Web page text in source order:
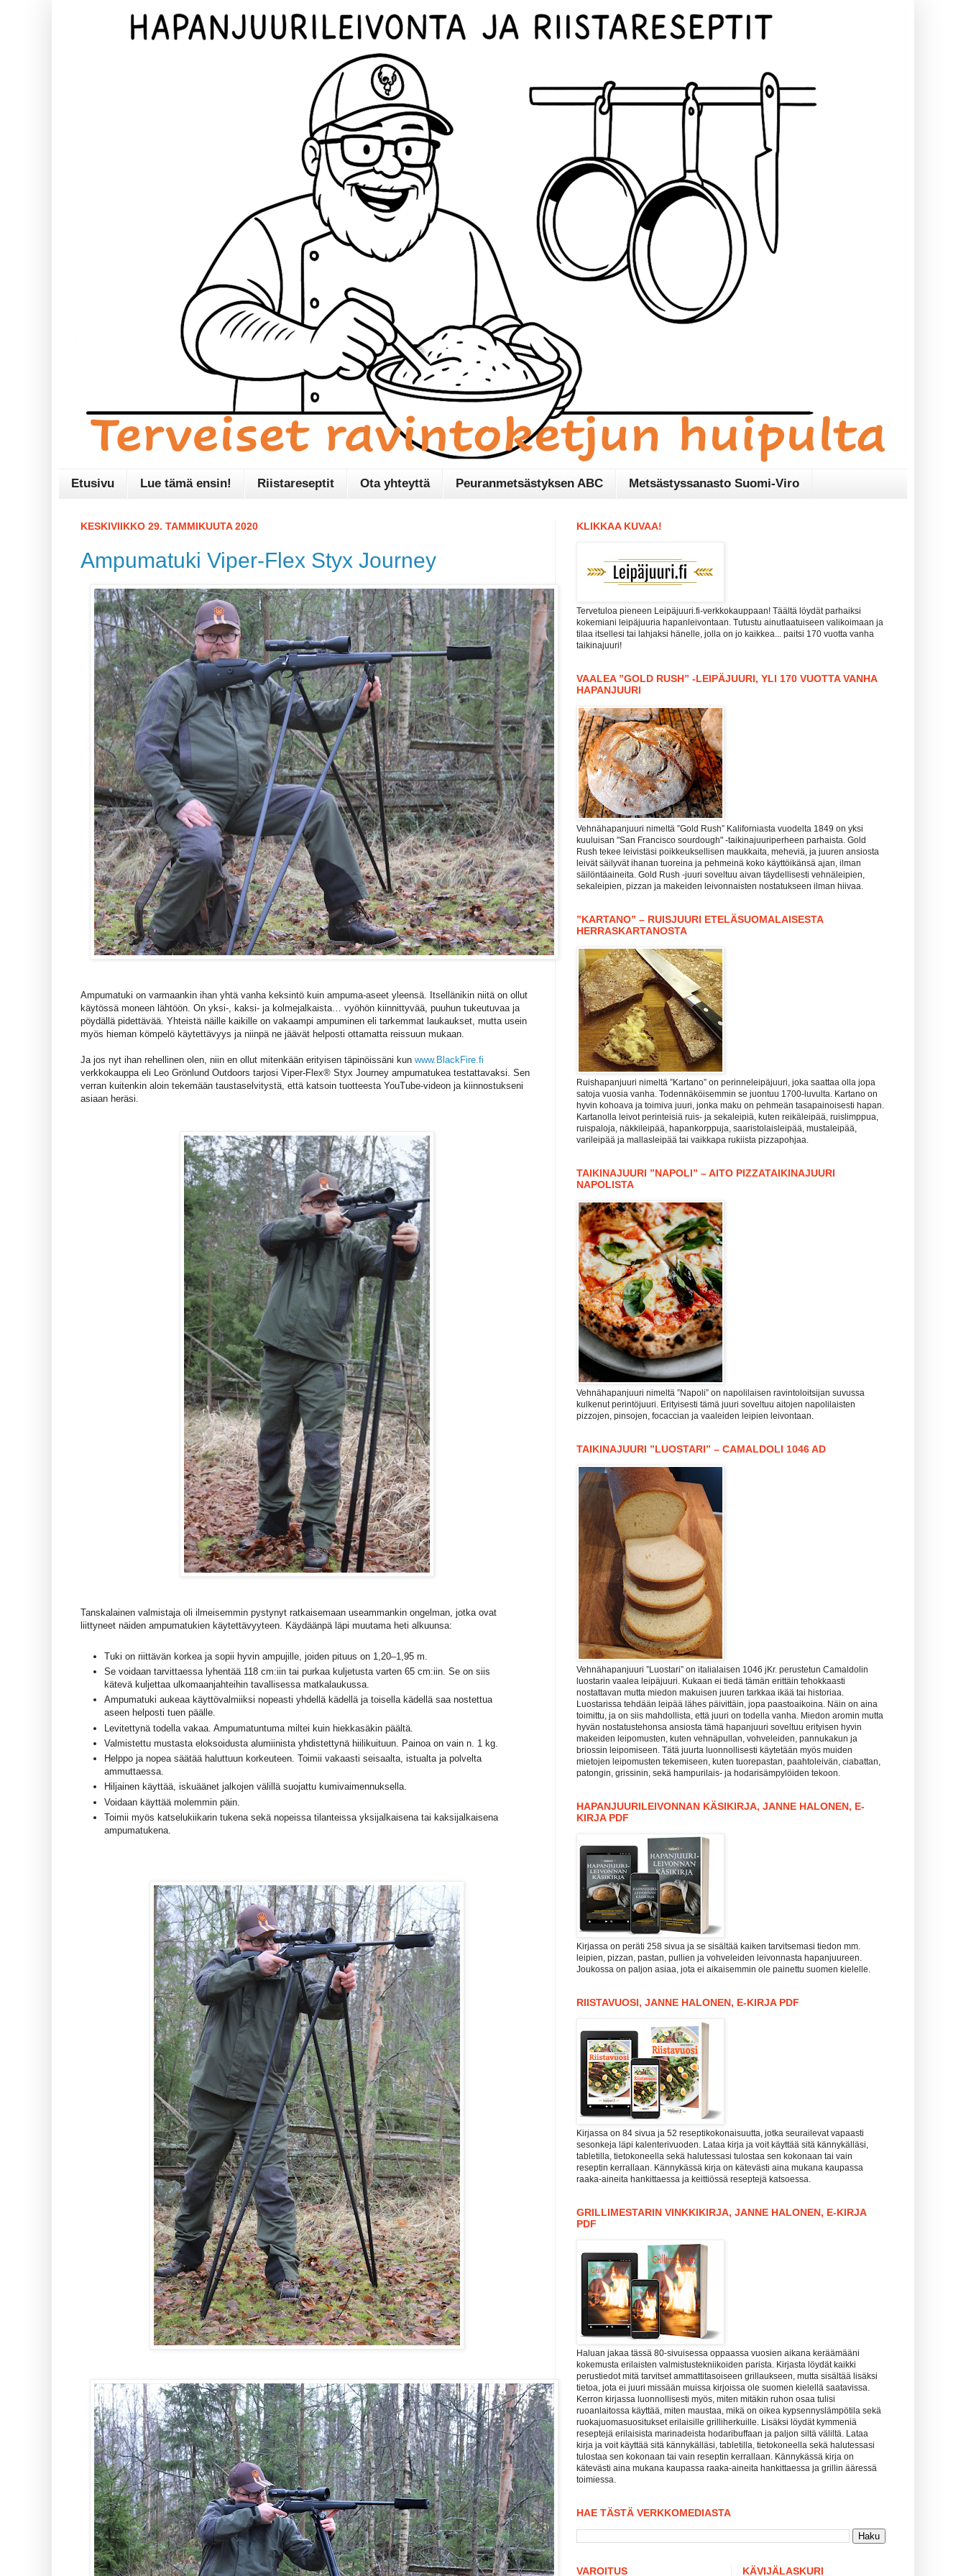
Etusivu Lue tämä ensin! Riistareseptit Ota yhteyttä Peuranmetsästyksen ABC Metsästyssanasto Suomi-Viro
KESKIVIIKKO 29. TAMMIKUUTA 2020
Ampumatuki Viper-Flex Styx Journey
Ampumatuki on varmaankin ihan yhtä vanha keksintö kuin ampuma-aseet yleensä. Itsellänikin niitä on ollut
käytössä moneen lähtöön. On yksi-, kaksi- ja kolmejalkaista… vyöhön kiinnittyvää, puuhun tukeutuvaa ja
pöydällä pidettävää. Yhteistä näille kaikille on vakaampi ampuminen eli tarkemmat laukaukset, mutta usein
myös hieman kömpelö käytettävyys ja niinpä ne jäävät helposti ottamatta reissuun mukaan.
Ja jos nyt ihan rehellinen olen, niin en ollut mitenkään erityisen täpinöissäni kun www.BlackFire.fi
verkkokauppa eli Leo Grönlund Outdoors tarjosi Viper-Flex® Styx Journey ampumatukea testattavaksi. Sen
verran kuitenkin aloin tekemään taustaselvitystä, että katsoin tuotteesta YouTube-videon ja kiinnostukseni
asiaan heräsi.
Tanskalainen valmistaja oli ilmeisemmin pystynyt ratkaisemaan useammankin ongelman, jotka ovat
liittyneet näiden ampumatukien käytettävyyteen. Käydäänpä läpi muutama heti alkuunsa:
Tuki on riittävän korkea ja sopii hyvin ampujille, joiden pituus on 1,20–1,95 m.
Se voidaan tarvittaessa lyhentää 118 cm:iin tai purkaa kuljetusta varten 65 cm:iin. Se on siis
kätevä kuljettaa ulkomaanjahteihin tavallisessa matkalaukussa.
Ampumatuki aukeaa käyttövalmiiksi nopeasti yhdellä kädellä ja toisella kädellä saa nostettua
aseen helposti tuen päälle.
Levitettynä todella vakaa. Ampumatuntuma miltei kuin hiekkasäkin päältä.
Valmistettu mustasta eloksoidusta alumiinista yhdistettynä hiilikuituun. Painoa on vain n. 1 kg.
Helppo ja nopea säätää haluttuun korkeuteen. Toimii vakaasti seisaalta, istualta ja polvelta
ammuttaessa.
Hiljainen käyttää, iskuäänet jalkojen välillä suojattu kumivaimennuksella.
Voidaan käyttää molemmin päin.
Toimii myös katselukiikarin tukena sekä nopeissa tilanteissa yksijalkaisena tai kaksijalkaisena
ampumatukena.
KLIKKAA KUVAA!
Tervetuloa pieneen Leipäjuuri.fi-verkkokauppaan! Täältä löydät parhaiksi
kokemiani leipäjuuria hapanleivontaan. Tutustu ainutlaatuiseen valikoimaan ja
tilaa itsellesi tai lahjaksi hänelle, jolla on jo kaikkea... paitsi 170 vuotta vanha
taikinajuuri!
VAALEA ”GOLD RUSH” -LEIPÄJUURI, YLI 170 VUOTTA VANHA
HAPANJUURI
Vehnähapanjuuri nimeltä ”Gold Rush” Kaliforniasta vuodelta 1849 on yksi
kuuluisan "San Francisco sourdough" -taikinajuuriperheen parhaista. Gold
Rush tekee leivistäsi poikkeuksellisen maukkaita, meheviä, ja juuren ansiosta
leivät säilyvät ihanan tuoreina ja pehmeinä koko käyttöikänsä ajan, ilman
säilöntäaineita. Gold Rush -juuri soveltuu aivan täydellisesti vehnäleipien,
sekaleipien, pizzan ja makeiden leivonnaisten nostatukseen ilman hiivaa.
”KARTANO” – RUISJUURI ETELÄSUOMALAISESTA
HERRASKARTANOSTA
Ruishapanjuuri nimeltä ”Kartano” on perinneleipäjuuri, joka saattaa olla jopa
satoja vuosia vanha. Todennäköisemmin se juontuu 1700-luvulta. Kartano on
hyvin kohoava ja toimiva juuri, jonka maku on pehmeän tasapainoisesti hapan.
Kartanolla leivot perinteisiä ruis- ja sekaleipiä, kuten reikäleipää, ruislimppua,
ruispaloja, näkkileipää, hapankorppuja, saaristolaisleipää, mustaleipää,
varileipää ja mallasleipää tai vaikkapa rukiista pizzapohjaa.
TAIKINAJUURI ”NAPOLI” – AITO PIZZATAIKINAJUURI
NAPOLISTA
Vehnähapanjuuri nimeltä ”Napoli” on napolilaisen ravintoloitsijan suvussa
kulkenut perintöjuuri. Erityisesti tämä juuri soveltuu aitojen napolilaisten
pizzojen, pinsojen, focaccian ja vaaleiden leipien leivontaan.
TAIKINAJUURI ”LUOSTARI” – CAMALDOLI 1046 AD
Vehnähapanjuuri ”Luostari” on italialaisen 1046 jKr. perustetun Camaldolin
luostarin vaalea leipäjuuri. Kukaan ei tiedä tämän erittäin tehokkaasti
nostattavan mutta miedon makuisen juuren tarkkaa ikää tai historiaa.
Luostarissa tehdään leipää lähes päivittäin, jopa paastoaikoina. Näin on aina
toimittu, ja on siis mahdollista, että juuri on todella vanha. Miedon aromin mutta
hyvän nostatustehonsa ansiosta tämä hapanjuuri soveltuu erityisen hyvin
makeiden leipomusten, kuten vehnäpullan, vohveleiden, pannukakun ja
briossin leipomiseen. Tätä juurta luonnollisesti käytetään myös muiden
mietojen leipomusten tekemiseen, kuten tuorepastan, paahtoleivän, ciabattan,
patongin, grissinin, sekä hampurilais- ja hodarisämpylöiden tekoon.
HAPANJUURILEIVONNAN KÄSIKIRJA, JANNE HALONEN, E-
KIRJA PDF
Kirjassa on peräti 258 sivua ja se sisältää kaiken tarvitsemasi tiedon mm.
leipien, pizzan, pastan, pullien ja vohveleiden leivonnasta hapanjuureen.
Joukossa on paljon asiaa, jota ei aikaisemmin ole painettu suomen kielelle.
RIISTAVUOSI, JANNE HALONEN, E-KIRJA PDF
Kirjassa on 84 sivua ja 52 reseptikokonaisuutta, jotka seurailevat vapaasti
sesonkeja läpi kalenterivuoden. Lataa kirja ja voit käyttää sitä kännykälläsi,
tabletilla, tietokoneella sekä halutessasi tulostaa sen kokonaan tai vain
reseptin kerrallaan. Kännykässä kirja on kätevästi aina mukana kaupassa
raaka-aineita hankittaessa ja keittiössä reseptejä katsoessa.
GRILLIMESTARIN VINKKIKIRJA, JANNE HALONEN, E-KIRJA
PDF
Haluan jakaa tässä 80-sivuisessa oppaassa vuosien aikana keräämääni
kokemusta erilaisten valmistustekniikoiden parista. Kirjasta löydät kaikki
perustiedot mitä tarvitset ammattitasoiseen grillaukseen, mutta sisältää lisäksi
tietoa, jota ei juuri missään muissa kirjoissa ole suomen kielellä saatavissa.
Kerron kirjassa luonnollisesti myös, miten mitäkin ruhon osaa tulisi
ruoanlaitossa käyttää, miten maustaa, mikä on oikea kypsennyslämpötila sekä
ruokajuomasuositukset erilaisille grilliherkuille. Lisäksi löydät kymmeniä
reseptejä erilaisista marinadeista hodaribuffaan ja paljon siltä väliltä. Lataa
kirja ja voit käyttää sitä kännykälläsi, tabletilla, tietokoneella sekä halutessasi
tulostaa sen kokonaan tai vain reseptin kerrallaan. Kännykässä kirja on
kätevästi aina mukana kaupassa raaka-aineita hankittaessa ja grillin ääressä
toimiessa.
HAE TÄSTÄ VERKKOMEDIASTA
VAROITUS KÄVIJÄLASKURI